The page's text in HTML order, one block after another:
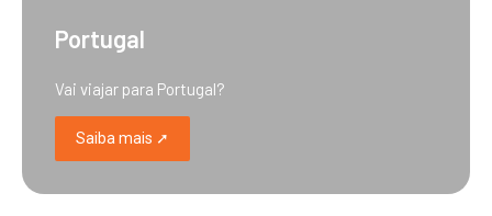
Portugal
Vai viajar para Portugal?
Saiba mais ➚